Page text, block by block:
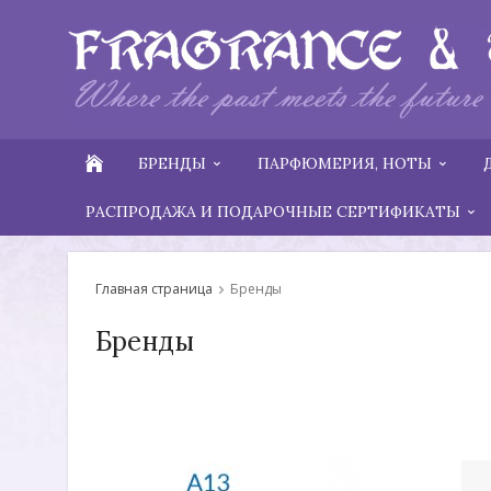
БРЕНДЫ ПАРФЮМЕРИЯ, НОТЫ
РАСПРОДАЖА И ПОДАРОЧНЫЕ СЕРТИФИКАТЫ
Главная страница Бренды
Бренды